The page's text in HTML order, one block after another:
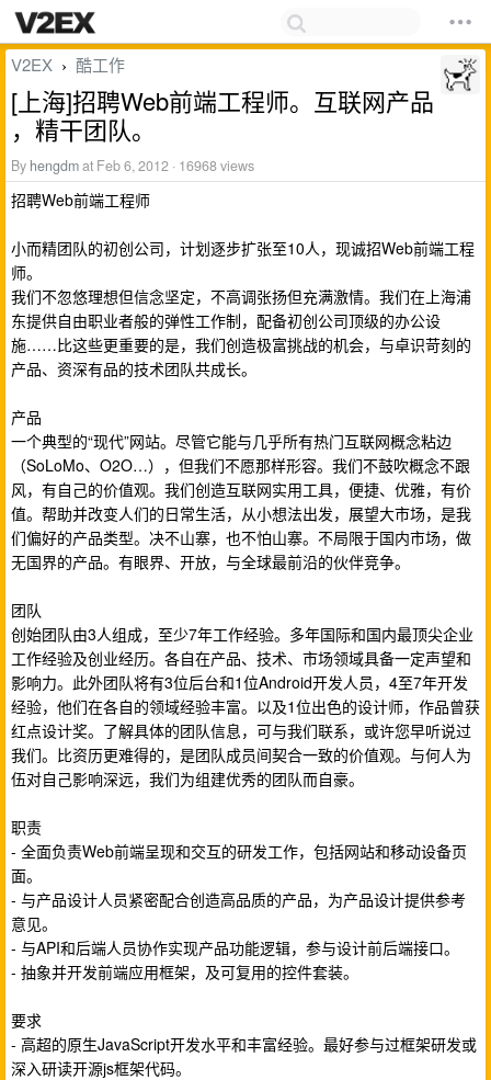
V2EX › 酷工作
[上海]招聘Web前端工程师。互联网产品
，精干团队。
By hengdmat Feb 6, 2012 · 16968 views
招聘Web前端工程师
小而精团队的初创公司，计划逐步扩张至10人，现诚招Web前端工程
师。
我们不忽悠理想但信念坚定，不高调张扬但充满激情。我们在上海浦
东提供自由职业者般的弹性工作制，配备初创公司顶级的办公设
施……比这些更重要的是，我们创造极富挑战的机会，与卓识苛刻的
产品、资深有品的技术团队共成长。
产品
一个典型的“现代”网站。尽管它能与几乎所有热门互联网概念粘边
（SoLoMo、O2O…），但我们不愿那样形容。我们不鼓吹概念不跟
风，有自己的价值观。我们创造互联网实用工具，便捷、优雅，有价
值。帮助并改变人们的日常生活，从小想法出发，展望大市场，是我
们偏好的产品类型。决不山寨，也不怕山寨。不局限于国内市场，做
无国界的产品。有眼界、开放，与全球最前沿的伙伴竞争。
团队
创始团队由3人组成，至少7年工作经验。多年国际和国内最顶尖企业
工作经验及创业经历。各自在产品、技术、市场领域具备一定声望和
影响力。此外团队将有3位后台和1位Android开发人员，4至7年开发
经验，他们在各自的领域经验丰富。以及1位出色的设计师，作品曾获
红点设计奖。了解具体的团队信息，可与我们联系，或许您早听说过
我们。比资历更难得的，是团队成员间契合一致的价值观。与何人为
伍对自己影响深远，我们为组建优秀的团队而自豪。
职责
- 全面负责Web前端呈现和交互的研发工作，包括网站和移动设备页
面。
- 与产品设计人员紧密配合创造高品质的产品，为产品设计提供参考
意见。
- 与API和后端人员协作实现产品功能逻辑，参与设计前后端接口。
- 抽象并开发前端应用框架，及可复用的控件套装。
要求
- 高超的原生JavaScript开发水平和丰富经验。最好参与过框架研发或
深入研读开源js框架代码。